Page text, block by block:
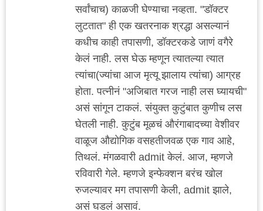
सर्वांचाच) काळजी घेण्याचा नव्हता. "डॉक्टर
लुटतात" ही एक खतरनाक श्रद्धा असल्यानं
कधीच काही तपासणी, डॉक्टरकडे जाणं वगैरे
केलं नाही. लस घेऊ म्हणून त्यातल्या त्यात
त्यांचा(ज्यांचा आज मृत्यू झालाय त्यांचा) आग्रह
होता. पत्नीनं "अजिबात गरज नाही लस घ्यायची"
असं सांगून टाकलं. संयुक्त कुटुंबात कुणीच लस
घेतली नाही. कुटुंब मूळचं औरंगाबादच्या वेशीवर
वाळूज औद्योगिक वसहतीजवळ एक गाव आहे,
तिथलं. मंगळवारी admit केलं. आज, म्हणजे
रविवारी गेले. म्हणजे इन्फेक्शन बरंच खोल
रुजल्यावर मग तपासणी केली, admit झाले,
असं घडलं असावं.